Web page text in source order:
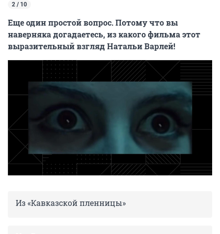
2 / 10
Еще один простой вопрос. Потому что вы
наверняка догадаетесь, из какого фильма этот
выразительный взгляд Натальи Варлей!
Из «Кавказской пленницы»